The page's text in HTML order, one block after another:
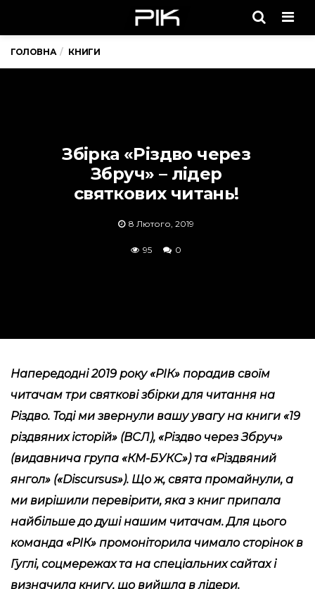
ГОЛОВНА КНИГИ
Збірка «Різдво через
Збруч» – лідер
святкових читань!
8 Лютого, 2019
95 0
Напередодні 2019 року «РІК» порадив своїм
читачам три святкові збірки для читання на
Різдво. Тоді ми звернули вашу увагу на книги «19
різдвяних історій» (ВСЛ), «Різдво через Збруч»
(видавнича група «КМ-БУКС») та «Різдвяний
янгол» («Discursus»). Що ж, свята промайнули, а
ми вирішили перевірити, яка з книг припала
найбільше до душі нашим читачам. Для цього
команда «РІК» промоніторила чимало сторінок в
Гуглі, соцмережах та на спеціальних сайтах і
визначила книгу, що вийшла в лідери.